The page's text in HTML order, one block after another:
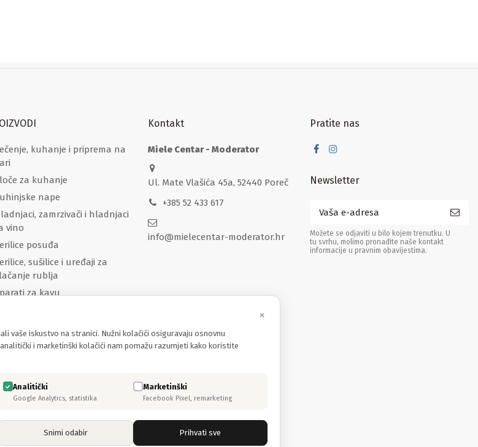
×
vaše iskustvo na stranici. Nužni kolačići osiguravaju osnovnu
i marketinški kolačići nam pomažu razumjeti kako koristite
Analitički
Google Analytics, statistika
Marketinški
Facebook Pixel, remarketing
Snimi odabir Prihvati sve
kuhanje i priprema na
za kuhanje
nape
zamrzivači i hladnjaci
vino
posuđa
sušilice i uređaji za
rublja
za kavu
Kontakt
Miele Centar - Moderator
Ul. Mate Vlašića 45a, 52440 Poreč
+385 52 433 617
info@mielecentar-moderator.hr
Pratite nas
Newsletter
Možete se odjaviti u bilo kojem trenutku. U
tu svrhu, molimo pronađite naše kontakt
informacije u pravnim obavijestima.